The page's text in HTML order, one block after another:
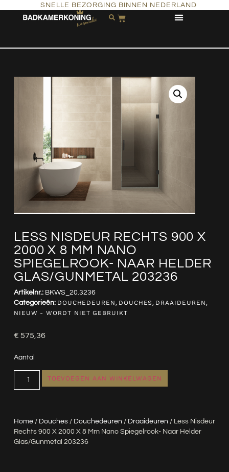
SNELLE BEZORGING BINNEN NEDERLAND
LESS NISDEUR RECHTS 900 X
2000 X 8 MM NANO
SPIEGELROOK- NAAR HELDER
GLAS/GUNMETAL 203236
Home/ Douches/ Douchedeuren / Draaideuren / Less Nisdeur
Rechts 900 X 2000 X 8 Mm Nano Spiegelrook- Naar Helder
Glas/gunmetal 203236
Artikelnr.: BKWS_20.3236
Categorieën: DOUCHEDEUREN, DOUCHES, DRAAIDEUREN,
NIEUW - WORDT NIET GEBRUIKT
€ 575,36
Aantal
TOEVOEGEN AAN WINKELWAGEN